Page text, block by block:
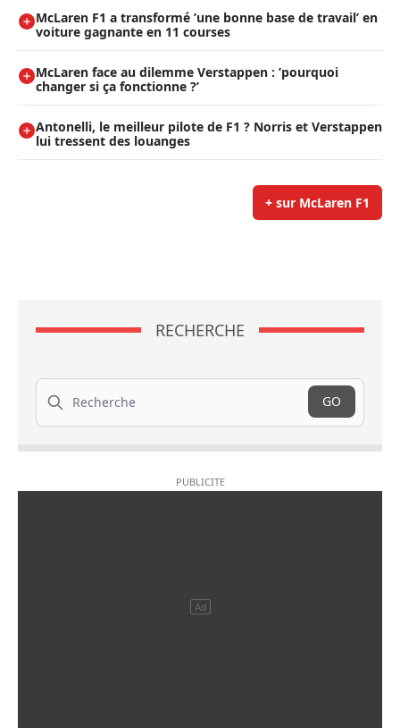
McLaren F1 a transformé ’une bonne base de travail’ en
voiture gagnante en 11 courses
McLaren face au dilemme Verstappen : ’pourquoi
changer si ça fonctionne ?’
Antonelli, le meilleur pilote de F1 ? Norris et Verstappen
lui tressent des louanges
+ sur McLaren F1
RECHERCHE
Recherche
GO